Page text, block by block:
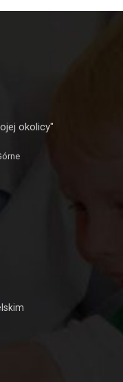
okolicy"